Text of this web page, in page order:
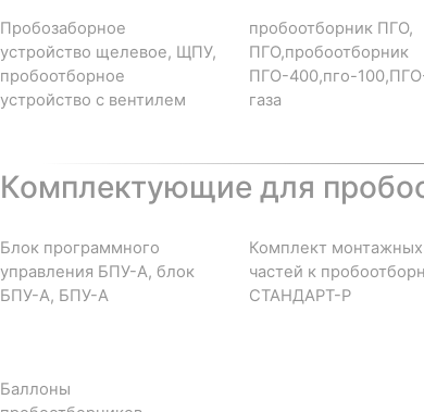
Пробозаборное
устройство щелевое, ЩПУ,
пробоотборное
устройство с вентилем
пробоотборник ПГО,
ПГО,пробоотборник
ПГО-400,пго-
газа
Комплектующие для
Блок программного
управления БПУ-А, блок
БПУ-А, БПУ-А
Комплект монтажных
частей к
СТАНДАРТ-Р
Баллоны